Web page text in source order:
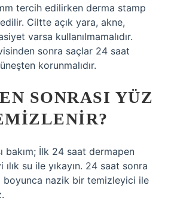
tercih edilirken derma stamp
Ciltte açık yara, akne,
varsa kullanılmamalıdır.
sonra saçlar 24 saat
korunmalıdır.
SONRASI YÜZ
bakım; İlk 24 saat dermapen
su ile yıkayın. 24 saat sonra
boyunca nazik bir temizleyici ile